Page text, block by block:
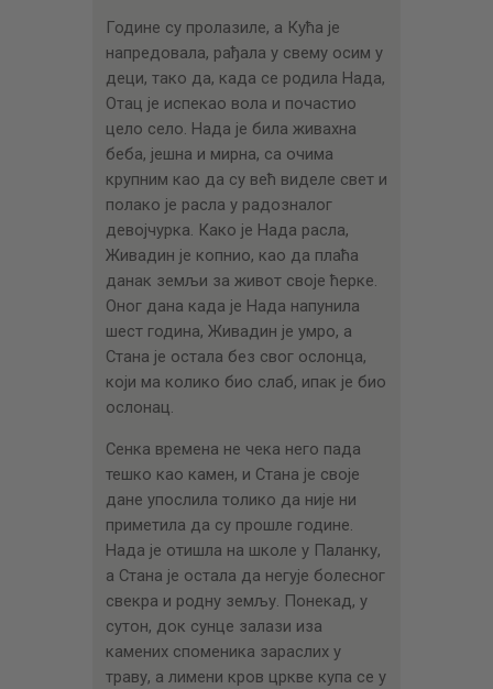
Године су пролазиле, а Кућа је
напредовала, рађала у свему осим у
деци, тако да, када се родила Нада,
Отац је испекао вола и почастио
цело село. Нада је била живахна
беба, јешна и мирна, са очима
крупним као да су већ виделе свет и
полако је расла у радозналог
девојчурка. Како је Нада расла,
Живадин је копнио, као да плаћа
данак земљи за живот своје ћерке.
Оног дана када је Нада напунила
шест година, Живадин је умро, а
Стана је остала без свог ослонца,
који ма колико био слаб, ипак је био
ослонац.
Сенка времена не чека него пада
тешко као камен, и Стана је своје
дане упослила толико да није ни
приметила да су прошле године.
Нада је отишла на школе у Паланку,
а Стана је остала да негује болесног
свекра и родну земљу. Понекад, у
сутон, док сунце залази иза
камених споменика зараслих у
траву, а лимени кров цркве купа се у